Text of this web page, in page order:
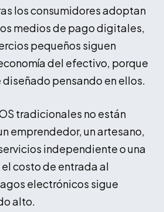
los consumidores adoptan
medios de pago digitales,
pequeños siguen
del efectivo, porque
diseñado pensando en ellos.
tradicionales no están
emprendedor, un artesano,
independiente o una
costo de entrada al
electrónicos sigue
alto.